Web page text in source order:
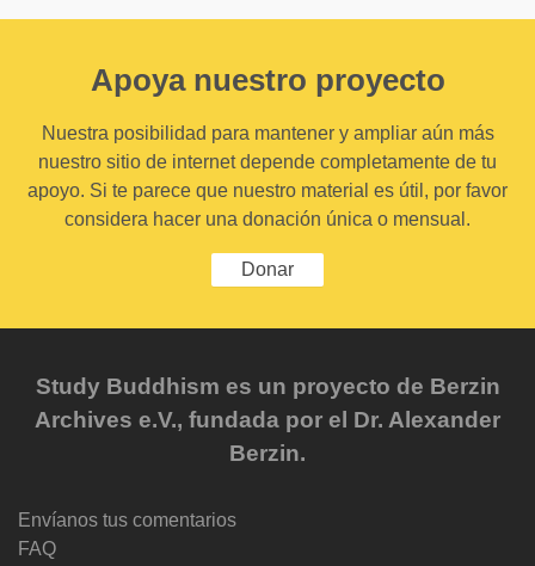
Apoya nuestro proyecto
Nuestra posibilidad para mantener y ampliar aún más
nuestro sitio de internet depende completamente de tu
apoyo. Si te parece que nuestro material es útil, por favor
considera hacer una donación única o mensual.
Donar
Study Buddhism es un proyecto de Berzin
Archives e.V., fundada por el Dr. Alexander
Berzin.
Envíanos tus comentarios
FAQ